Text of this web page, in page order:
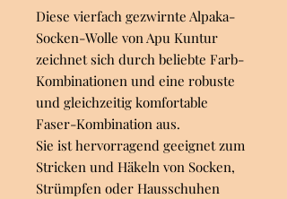
Diese vierfach gezwirnte Alpaka-
Socken-Wolle von Apu Kuntur
zeichnet sich durch beliebte Farb-
Kombinationen und eine robuste
und gleichzeitig komfortable
Faser-Kombination aus.
Sie ist hervorragend geeignet zum
Stricken und Häkeln von Socken,
Strümpfen oder Hausschuhen